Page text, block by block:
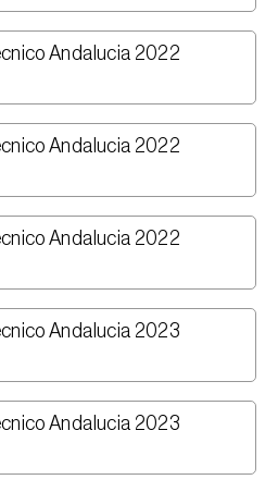
Andalucia 2022
Andalucia 2022
Andalucia 2022
Andalucia 2023
Andalucia 2023